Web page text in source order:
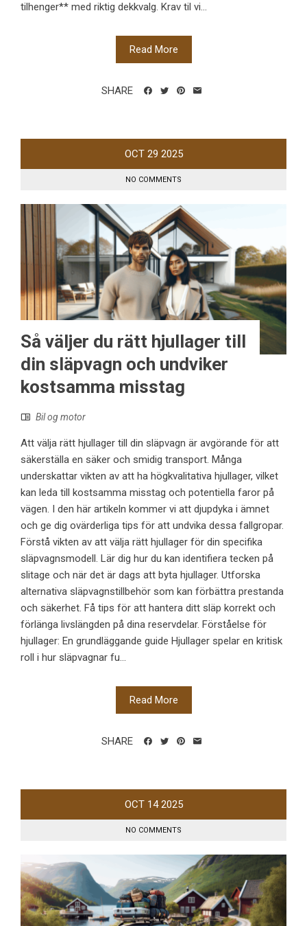
tilhenger** med riktig dekkvalg. Krav til vi...
Read More
SHARE
OCT 29 2025
NO COMMENTS
Så väljer du rätt hjullager till
din släpvagn och undviker
kostsamma misstag
Bil og motor
Att välja rätt hjullager till din släpvagn är avgörande för att
säkerställa en säker och smidig transport. Många
underskattar vikten av att ha högkvalitativa hjullager, vilket
kan leda till kostsamma misstag och potentiella faror på
vägen. I den här artikeln kommer vi att djupdyka i ämnet
och ge dig ovärderliga tips för att undvika dessa fallgropar.
Förstå vikten av att välja rätt hjullager för din specifika
släpvagnsmodell. Lär dig hur du kan identifiera tecken på
slitage och när det är dags att byta hjullager. Utforska
alternativa släpvagnstillbehör som kan förbättra prestanda
och säkerhet. Få tips för att hantera ditt släp korrekt och
förlänga livslängden på dina reservdelar. Förståelse för
hjullager: En grundläggande guide Hjullager spelar en kritisk
roll i hur släpvagnar fu...
Read More
SHARE
OCT 14 2025
NO COMMENTS